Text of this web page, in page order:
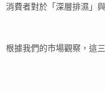
消費者對於「深層排濕」
根據我們的市場觀察，這